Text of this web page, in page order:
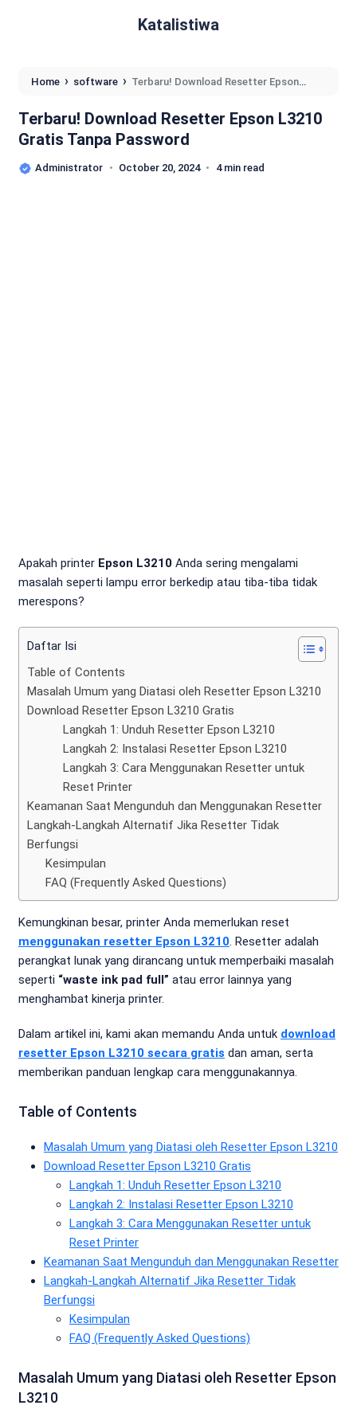
Katalistiwa
Home › software › Terbaru! Download Resetter Epson
Terbaru! Download Resetter Epson L3210
Gratis Tanpa Password
Administrator October 20, 2024 4 min read
Apakah printer Epson L3210 Anda sering mengalami
masalah seperti lampu error berkedip atau tiba-tiba tidak
merespons?
Daftar Isi
Table of Contents
Masalah Umum yang Diatasi oleh Resetter Epson L3210
Download Resetter Epson L3210 Gratis
Langkah 1: Unduh Resetter Epson L3210
Langkah 2: Instalasi Resetter Epson L3210
Langkah 3: Cara Menggunakan Resetter untuk
Reset Printer
Keamanan Saat Mengunduh dan Menggunakan Resetter
Langkah-Langkah Alternatif Jika Resetter Tidak
Berfungsi
Kesimpulan
FAQ (Frequently Asked Questions)
Kemungkinan besar, printer Anda memerlukan reset
menggunakan resetter Epson L3210. Resetter adalah
perangkat lunak yang dirancang untuk memperbaiki masalah
seperti “waste ink pad full” atau error lainnya yang
menghambat kinerja printer.
Dalam artikel ini, kami akan memandu Anda untuk download
resetter Epson L3210 secara gratis dan aman, serta
memberikan panduan lengkap cara menggunakannya.
Table of Contents
Masalah Umum yang Diatasi oleh Resetter Epson L3210
Download Resetter Epson L3210 Gratis
Langkah 1: Unduh Resetter Epson L3210
Langkah 2: Instalasi Resetter Epson L3210
Langkah 3: Cara Menggunakan Resetter untuk
Reset Printer
Keamanan Saat Mengunduh dan Menggunakan Resetter
Langkah-Langkah Alternatif Jika Resetter Tidak
Berfungsi
Kesimpulan
FAQ (Frequently Asked Questions)
Masalah Umum yang Diatasi oleh Resetter Epson
L3210